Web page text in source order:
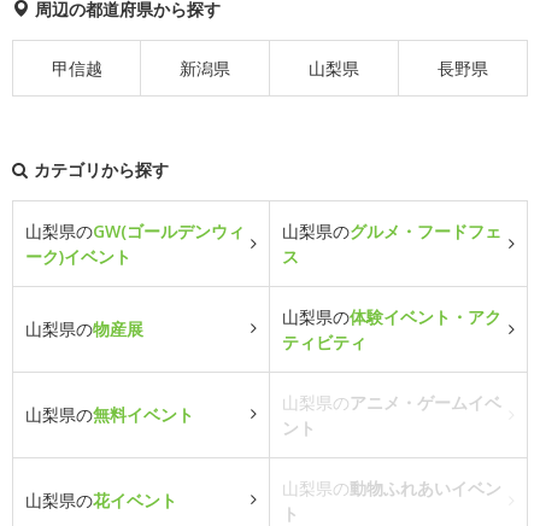
周辺の都道府県から探す
甲信越 新潟県 山梨県 長野県
カテゴリから探す
山梨県のGW(ゴールデンウィ
ーク)イベント
山梨県のグルメ・フードフェ
ス
山梨県の物産展
山梨県の体験イベント・アク
ティビティ
山梨県の無料イベント
山梨県のアニメ・ゲームイベ
ント
山梨県の花イベント
山梨県の動物ふれあいイベン
ト